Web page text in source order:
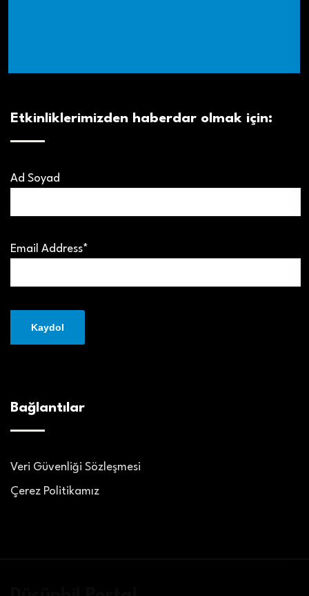
Etkinliklerimizden haberdar olmak için:
Ad Soyad
Email Address*
Bağlantılar
Veri Güvenliği Sözleşmesi
Çerez Politikamız